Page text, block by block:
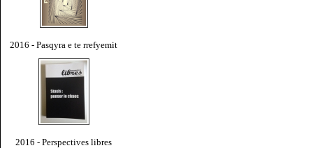
2016 - Pasqyra e te rrefyemit
2016 - Perspectives libres